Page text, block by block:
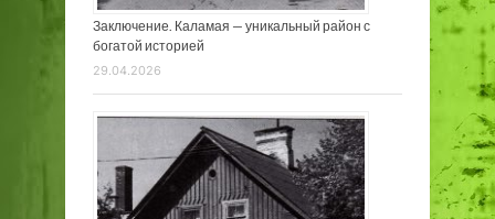
Заключение. Каламая — уникальный район с
богатой историей
29.04.2026